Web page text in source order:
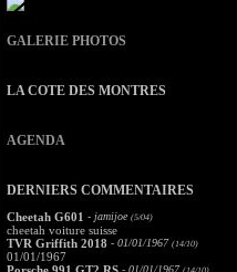
GALERIE PHOTOS
LA COTE DES MONTRES
AGENDA
DERNIERS COMMENTAIRES
Cheetah G601 - jamijoe (5/04)
cheetah voiture suisse
TVR Griffith 2018 - 01/01/1967 (14/10)
01/01/1967
- 01/01/1967